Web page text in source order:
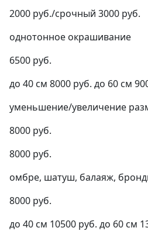
2000 руб./срочный 3000 руб.
однотонное окрашивание
6500 руб.
до 40 см 8000 руб. до 60 см
уменьшение/увеличение
8000 руб.
8000 руб.
омбре, шатуш, балаяж,
8000 руб.
до 40 см 10500 руб. до 60 см